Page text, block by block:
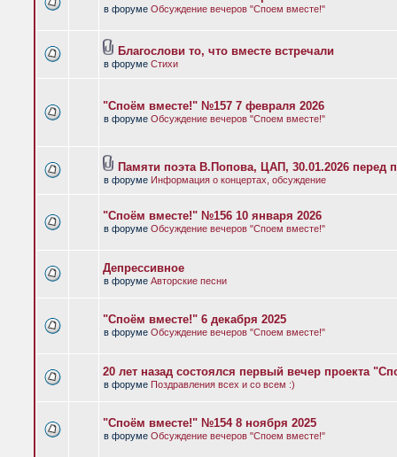
в форуме Обсуждение вечеров "Споем вместе!"
Благослови то, что вместе встречали
в форуме Стихи
"Споём вместе!" №157 7 февраля 2026
в форуме Обсуждение вечеров "Споем вместе!"
Памяти поэта В.Попова, ЦАП, 30.01.2026 перед
в форуме Информация о концертах, обсуждение
"Споём вместе!" №156 10 января 2026
в форуме Обсуждение вечеров "Споем вместе!"
Депрессивное
в форуме Авторские песни
"Споём вместе!" 6 декабря 2025
в форуме Обсуждение вечеров "Споем вместе!"
20 лет назад состоялся первый вечер проекта
в форуме Поздравления всех и со всем :)
"Споём вместе!" №154 8 ноября 2025
в форуме Обсуждение вечеров "Споем вместе!"